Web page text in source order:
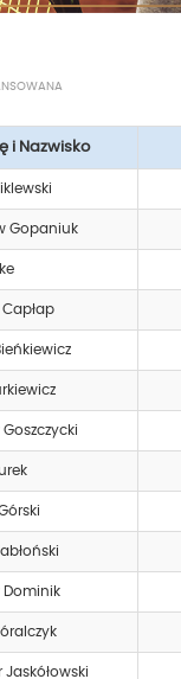
i Nazwisko
Gopaniuk
Capłap
Goszczycki
Dominik
Jaskółowski